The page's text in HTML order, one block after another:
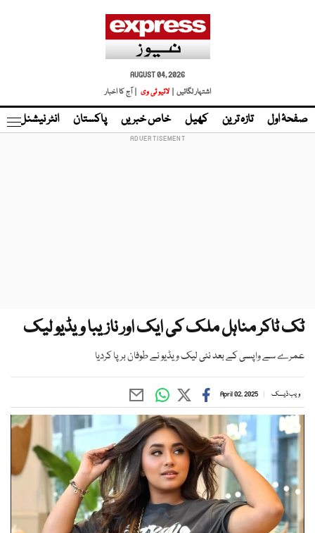
AUGUST 04, 2026
اشتہار لگائیں |
لائیو ٹی وی | آج کا اخبار
صفحۂ اول تازہ ترین کھیل خاص خبریں پاکستان انٹر نیشنل
ٹک ٹاکر مناہل ملک کی ایک اور نازیبا ویڈیو لیک
عمرے سے واپسی کے بعد نئی لیک ویڈیو نے طوفان برپا کردیا
ویب ڈیسک April 02, 2025